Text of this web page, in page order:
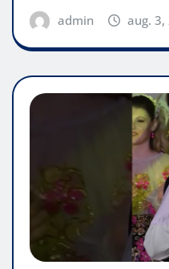
admin aug. 3,